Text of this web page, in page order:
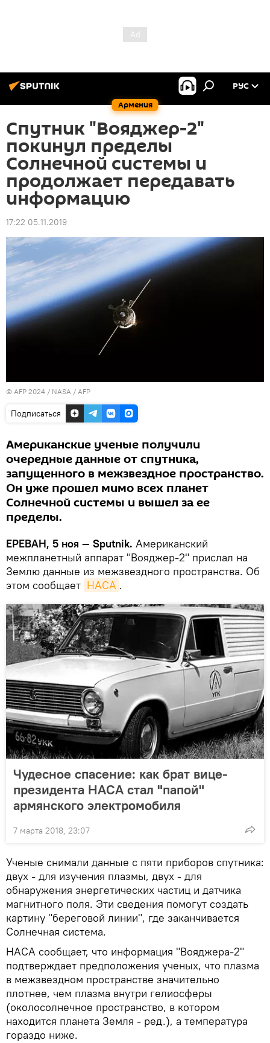
Армения
РУС
Спутник "Вояджер-2"
покинул пределы
Солнечной системы и
продолжает передавать
информацию
17:22 05.11.2019
© AFP 2024 / NASA / AFP
Подписаться
Американские ученые получили
очередные данные от спутника,
запущенного в межзвездное пространство.
Он уже прошел мимо всех планет
Солнечной системы и вышел за ее
пределы.
ЕРЕВАН, 5 ноя — Sputnik. Американский
межпланетный аппарат "Вояджер-2" прислал на
Землю данные из межзвездного пространства. Об
этом сообщает НАСА .
Чудесное спасение: как брат вице-
президента НАСА стал "папой"
армянского электромобиля
7 марта 2018, 23:07
Ученые снимали данные с пяти приборов спутника:
двух - для изучения плазмы, двух - для
обнаружения энергетических частиц и датчика
магнитного поля. Эти сведения помогут создать
картину "береговой линии", где заканчивается
Солнечная система.
НАСА сообщает, что информация "Вояджера-2"
подтверждает предположения ученых, что плазма
в межзвездном пространстве значительно
плотнее, чем плазма внутри гелиосферы
(околосолнечное пространство, в котором
находится планета Земля - ред.), а температура
гораздо ниже.